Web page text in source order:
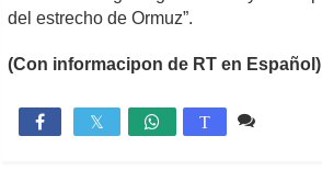
del estrecho de Ormuz”.
(Con informacipon de RT en Español)
 T